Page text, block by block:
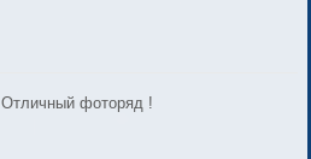
Отличный фоторяд !